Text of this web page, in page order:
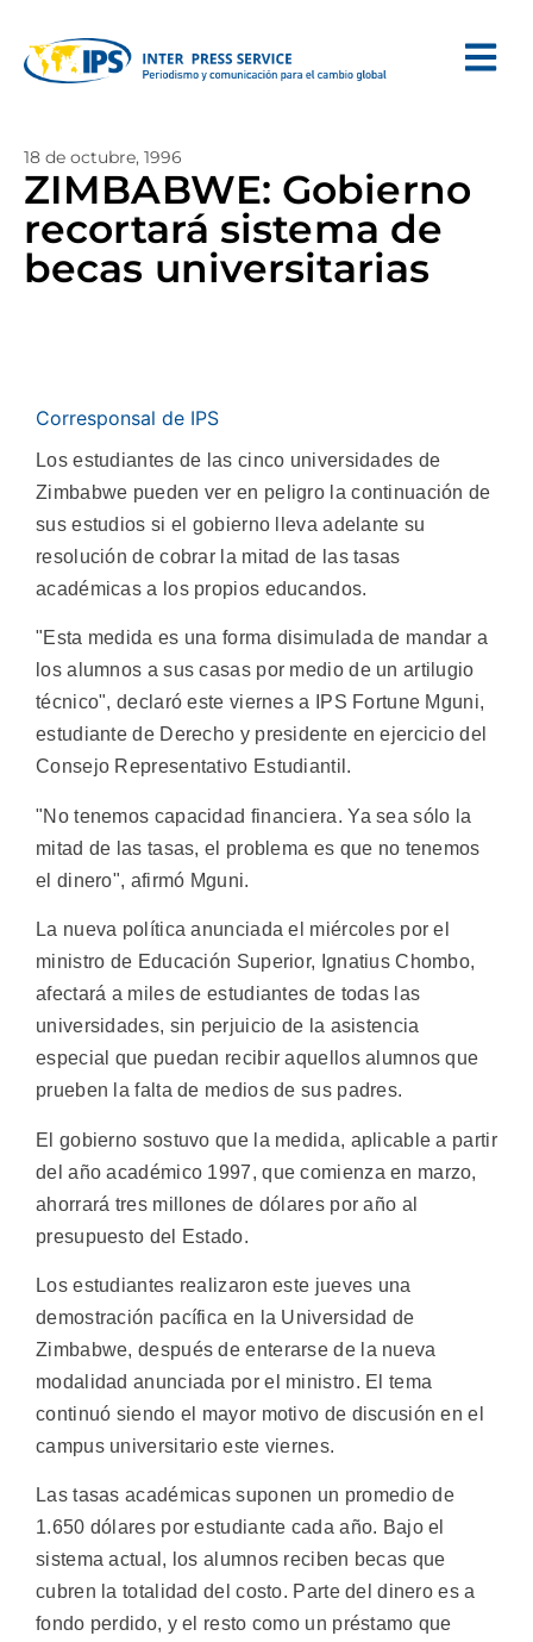
18 de octubre, 1996
ZIMBABWE: Gobierno
recortará sistema de
becas universitarias
Corresponsal de IPS
Los estudiantes de las cinco universidades de
Zimbabwe pueden ver en peligro la continuación de
sus estudios si el gobierno lleva adelante su
resolución de cobrar la mitad de las tasas
académicas a los propios educandos.
"Esta medida es una forma disimulada de mandar a
los alumnos a sus casas por medio de un artilugio
técnico", declaró este viernes a IPS Fortune Mguni,
estudiante de Derecho y presidente en ejercicio del
Consejo Representativo Estudiantil.
"No tenemos capacidad financiera. Ya sea sólo la
mitad de las tasas, el problema es que no tenemos
el dinero", afirmó Mguni.
La nueva política anunciada el miércoles por el
ministro de Educación Superior, Ignatius Chombo,
afectará a miles de estudiantes de todas las
universidades, sin perjuicio de la asistencia
especial que puedan recibir aquellos alumnos que
prueben la falta de medios de sus padres.
El gobierno sostuvo que la medida, aplicable a partir
del año académico 1997, que comienza en marzo,
ahorrará tres millones de dólares por año al
presupuesto del Estado.
Los estudiantes realizaron este jueves una
demostración pacífica en la Universidad de
Zimbabwe, después de enterarse de la nueva
modalidad anunciada por el ministro. El tema
continuó siendo el mayor motivo de discusión en el
campus universitario este viernes.
Las tasas académicas suponen un promedio de
1.650 dólares por estudiante cada año. Bajo el
sistema actual, los alumnos reciben becas que
cubren la totalidad del costo. Parte del dinero es a
fondo perdido, y el resto como un préstamo que